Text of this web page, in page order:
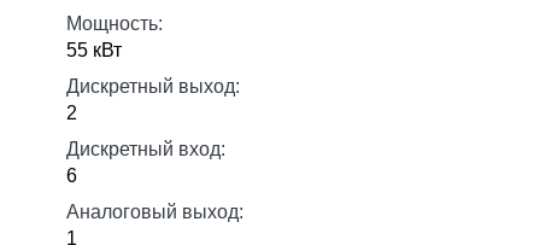
Мощность:
55 кВт
Дискретный выход:
2
Дискретный вход:
6
Аналоговый выход:
1